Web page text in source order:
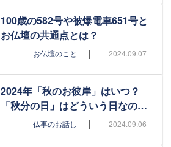
100歳の582号や被爆電車651号と
お仏壇の共通点とは？
お仏壇のこと | 2024.09.07
2024年「秋のお彼岸」はいつ？
「秋分の日」はどういう日なの…
仏事のお話し | 2024.09.06